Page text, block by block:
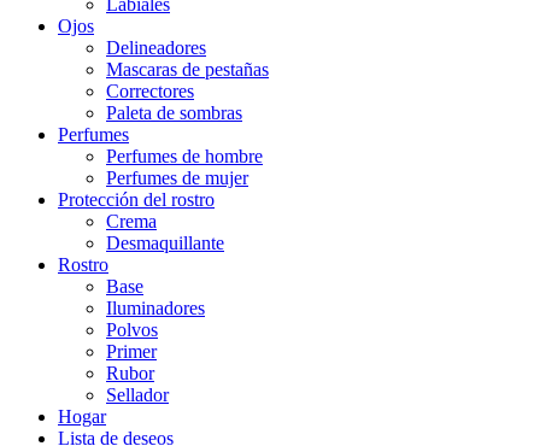
Ojos
Delineadores
Mascaras de pestañas
Correctores
Paleta de sombras
Perfumes
Perfumes de hombre
Perfumes de mujer
Protección del rostro
Crema
Desmaquillante
Rostro
Base
Iluminadores
Polvos
Primer
Rubor
Sellador
Hogar
Lista de deseos